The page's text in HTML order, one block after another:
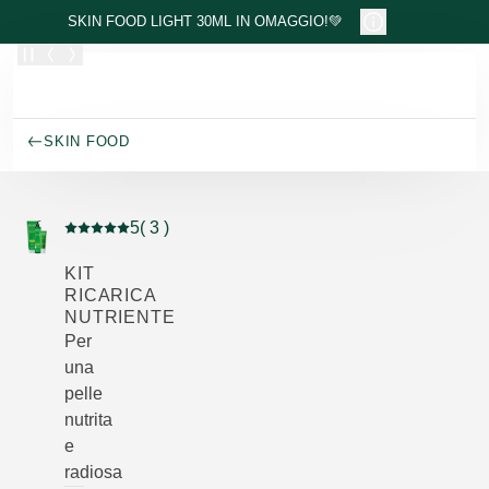
Passa al contenuto principale
SKIN FOOD LIGHT 30ML IN OMAGGIO!💚
SKIN FOOD
Valutazione attuale: 5 su 5 stelle recensito da 3
5( 3 )
KIT
RICARICA
NUTRIENTE
Per
una
pelle
nutrita
e
radiosa